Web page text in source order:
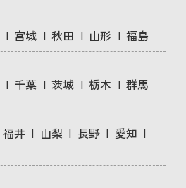
宮城 秋田 山形
福島
千葉 茨城 栃木
群馬
福井 山梨 長野
愛知